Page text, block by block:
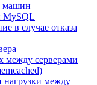
машин
MySQL
в случае отказа
между серверами
нагрузки между